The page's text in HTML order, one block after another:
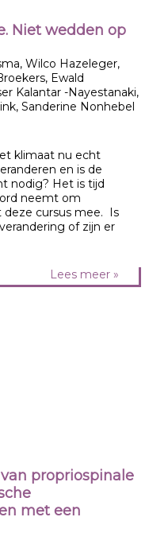
Niet wedden op
Wilco Hazeleger,
Ewald
Kalantar -Nayestanaki,
Sanderine Nonhebel
klimaat nu echt
en is de
nodig? Het is tijd
neemt om
deze cursus mee. Is
of zijn er
Lees meer »
propriospinale
met een